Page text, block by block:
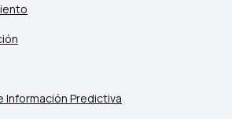
Información Predictiva